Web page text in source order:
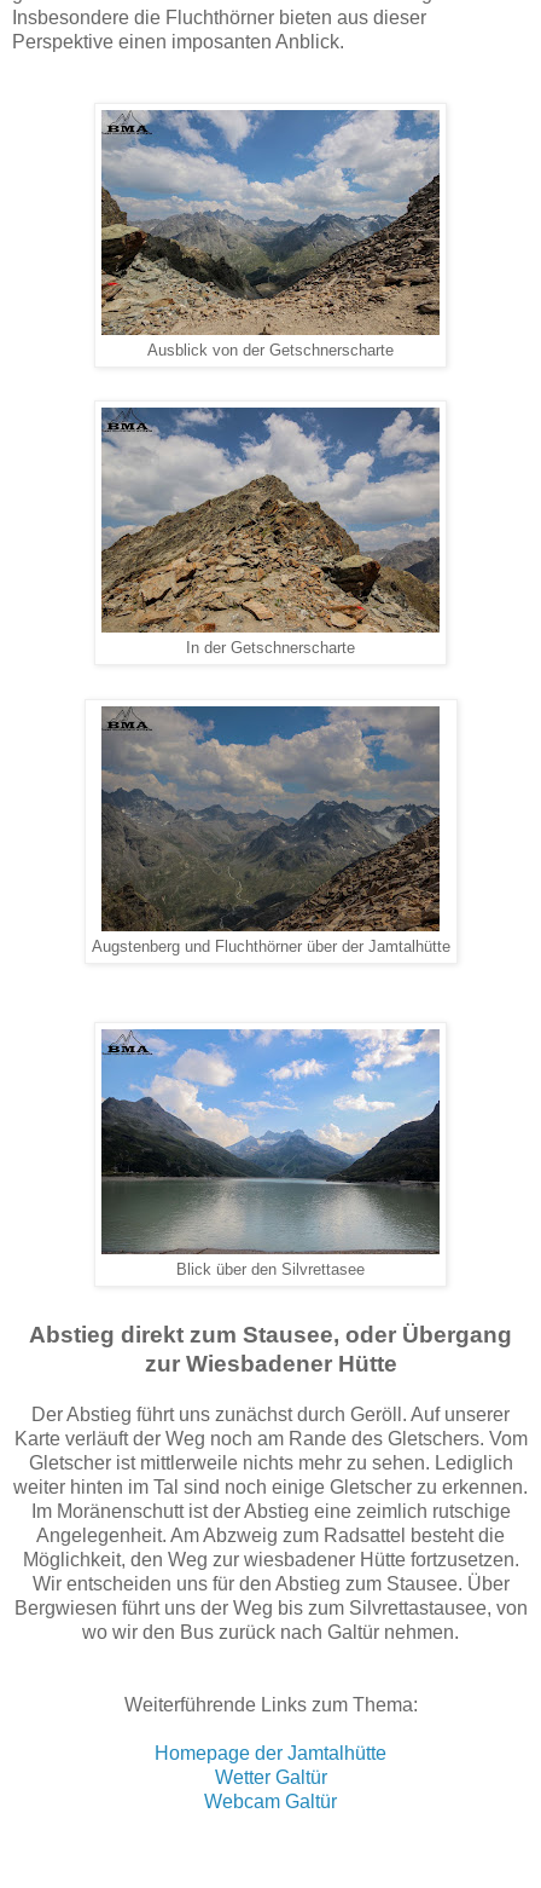
Insbesondere die Fluchthörner bieten aus dieser
Perspektive einen imposanten Anblick.
Ausblick von der Getschnerscharte
In der Getschnerscharte
Augstenberg und Fluchthörner über der Jamtalhütte
Blick über den Silvrettasee
Abstieg direkt zum Stausee, oder Übergang
zur Wiesbadener Hütte
Der Abstieg führt uns zunächst durch Geröll. Auf unserer
Karte verläuft der Weg noch am Rande des Gletschers. Vom
Gletscher ist mittlerweile nichts mehr zu sehen. Lediglich
weiter hinten im Tal sind noch einige Gletscher zu erkennen.
Im Moränenschutt ist der Abstieg eine zeimlich rutschige
Angelegenheit. Am Abzweig zum Radsattel besteht die
Möglichkeit, den Weg zur wiesbadener Hütte fortzusetzen.
Wir entscheiden uns für den Abstieg zum Stausee. Über
Bergwiesen führt uns der Weg bis zum Silvrettastausee, von
wo wir den Bus zurück nach Galtür nehmen.
Weiterführende Links zum Thema:
Homepage der Jamtalhütte
Wetter Galtür
Webcam Galtür